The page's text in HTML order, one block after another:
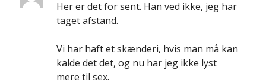
Her er det for sent. Han ved ikke, jeg har
taget afstand.
Vi har haft et skænderi, hvis man må kan
kalde det det, og nu har jeg ikke lyst
mere til sex.